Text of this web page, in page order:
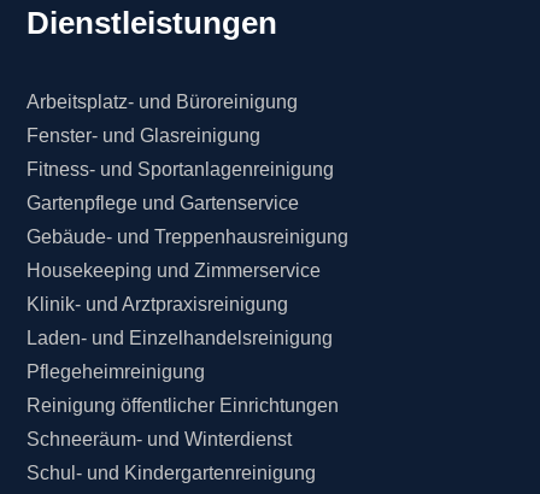
Dienstleistungen
Arbeitsplatz- und Büroreinigung
Fenster- und Glasreinigung
Fitness- und Sportanlagenreinigung
Gartenpflege und Gartenservice
Gebäude- und Treppenhausreinigung
Housekeeping und Zimmerservice
Klinik- und Arztpraxisreinigung
Laden- und Einzelhandelsreinigung
Pflegeheimreinigung
Reinigung öffentlicher Einrichtungen
Schneeräum- und Winterdienst
Schul- und Kindergartenreinigung